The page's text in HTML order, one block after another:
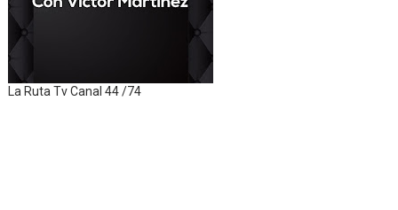
La Ruta Tv Canal 44 /74